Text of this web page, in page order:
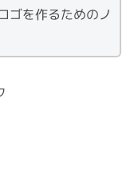
ゴを作るためのノ